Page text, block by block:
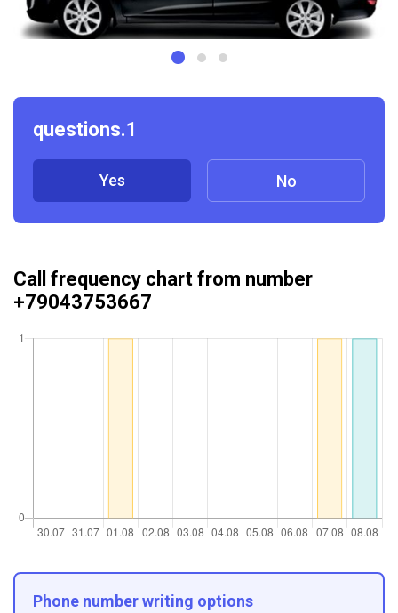
questions.1
Yes No
Call frequency chart from number
+79043753667
Phone number writing options